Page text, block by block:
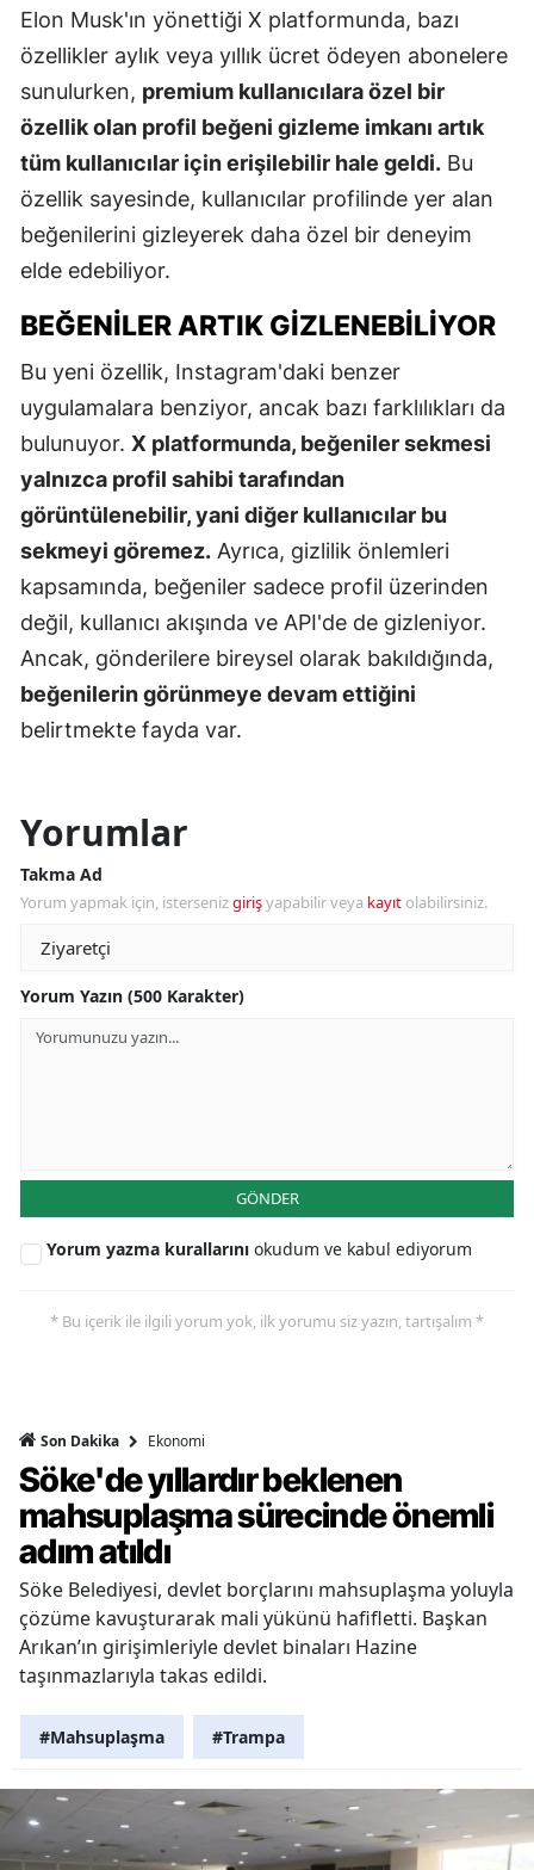
Elon Musk'ın yönettiği X platformunda, bazı
özellikler aylık veya yıllık ücret ödeyen abonelere
sunulurken, premium kullanıcılara özel bir
özellik olan profil beğeni gizleme imkanı artık
tüm kullanıcılar için erişilebilir hale geldi. Bu
özellik sayesinde, kullanıcılar profilinde yer alan
beğenilerini gizleyerek daha özel bir deneyim
elde edebiliyor.
BEĞENİLER ARTIK GİZLENEBİLİYOR
Bu yeni özellik, Instagram'daki benzer
uygulamalara benziyor, ancak bazı farklılıkları da
bulunuyor. X platformunda, beğeniler sekmesi
yalnızca profil sahibi tarafından
görüntülenebilir, yani diğer kullanıcılar bu
sekmeyi göremez. Ayrıca, gizlilik önlemleri
kapsamında, beğeniler sadece profil üzerinden
değil, kullanıcı akışında ve API'de de gizleniyor.
Ancak, gönderilere bireysel olarak bakıldığında,
beğenilerin görünmeye devam ettiğini
belirtmekte fayda var.
Yorumlar
Takma Ad
Yorum yapmak için, istersenizgirişyapabilir veya kayıt olabilirsiniz.
Yorum Yazın (500 Karakter)
GÖNDER
Yorum yazma kurallarını okudum ve kabul ediyorum
* Bu içerik ile ilgili yorum yok, ilk yorumu siz yazın, tartışalım *
Son Dakika Ekonomi
Söke'de yıllardır beklenen
mahsuplaşma sürecinde önemli
adım atıldı
Söke Belediyesi, devlet borçlarını mahsuplaşma yoluyla
çözüme kavuşturarak mali yükünü hafifletti. Başkan
Arıkan’ın girişimleriyle devlet binaları Hazine
taşınmazlarıyla takas edildi.
#Mahsuplaşma #Trampa